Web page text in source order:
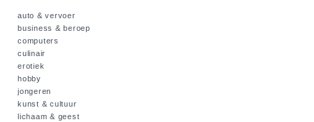
auto & vervoer
business & beroep
computers
culinair
erotiek
hobby
jongeren
kunst & cultuur
lichaam & geest